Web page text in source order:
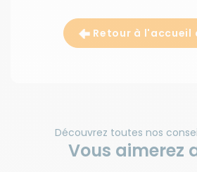
Retour à l'accueil
Découvrez toutes nos
Vous aimerez